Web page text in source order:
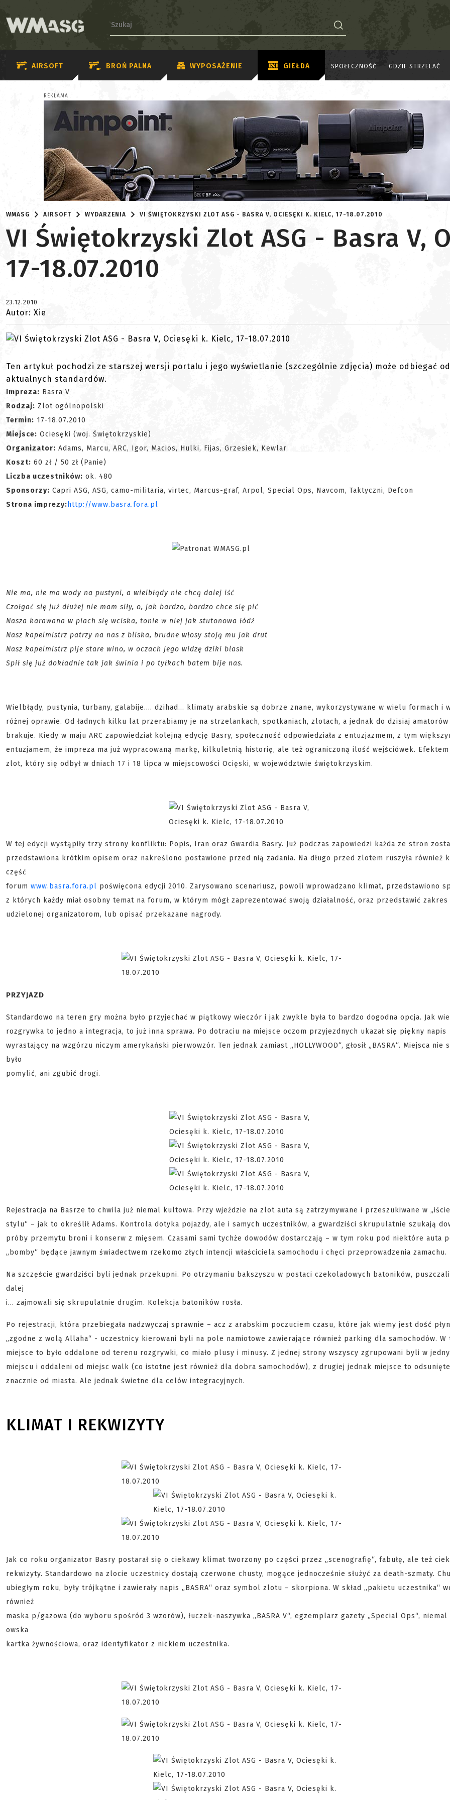
AIRSOFT BROŃ PALNA WYPOSAŻENIE GIEŁDA SPOŁECZNOŚĆ GDZIE STRZELAĆ
REKLAMA
WMASG AIRSOFT WYDARZENIA VI ŚWIĘTOKRZYSKI ZLOT ASG - BASRA V, OCIESĘKI K. KIELC, 17-18.07.2010
VI Świętokrzyski Zlot ASG - Basra V,
17-18.07.2010
23.12.2010
Autor: Xie
Ten artykuł pochodzi ze starszej wersji portalu i jego wyświetlanie (szczególnie zdjęcia) może odbiegać od
aktualnych standardów.
Impreza: Basra V
Rodzaj: Zlot ogólnopolski
Termin: 17-18.07.2010
Miejsce: Ociesęki (woj. Świętokrzyskie)
Organizator: Adams, Marcu, ARC, Igor, Macios, Hulki, Fijas, Grzesiek, Kewlar
Koszt: 60 zł / 50 zł (Panie)
Liczba uczestników: ok. 480
Sponsorzy: Capri ASG, ASG, camo-militaria, virtec, Marcus-graf, Arpol, Special Ops, Navcom, Taktyczni, Defcon
Strona imprezy: http://www.basra.fora.pl
Nie ma, nie ma wody na pustyni, a wielbłądy nie chcą dalej iść
Czołgać się już dłużej nie mam siły, o, jak bardzo, bardzo chce się pić
Nasza karawana w piach się wciska, tonie w niej jak stutonowa łódź
Nasz kapelmistrz patrzy na nas z bliska, brudne włosy stoją mu jak drut
Nasz kapelmistrz pije stare wino, w oczach jego widzę dziki blask
Spił się już dokładnie tak jak świnia i po tyłkach batem bije nas.
Wielbłądy, pustynia, turbany, galabije.... dzihad... klimaty arabskie są dobrze znane, wykorzystywane w wielu formach i
różnej oprawie. Od ładnych kilku lat przerabiamy je na strzelankach, spotkaniach, zlotach, a jednak do dzisiaj amatorów
brakuje. Kiedy w maju ARC zapowiedział kolejną edycję Basry, społeczność odpowiedziała z entuzjazmem, z tym
entuzjamem, że impreza ma już wypracowaną markę, kilkuletnią historię, ale też ograniczoną ilość wejściówek. Efektem
zlot, który się odbył w dniach 17 i 18 lipca w miejscowości Ocięski, w województwie świętokrzyskim.
W tej edycji wystąpiły trzy strony konfliktu: Popis, Iran oraz Gwardia Basry. Już podczas zapowiedzi każda ze stron
przedstawiona krótkim opisem oraz nakreślono postawione przed nią zadania. Na długo przed zlotem ruszyła również
część
forum www.basra.fora.pl poświęcona edycji 2010. Zarysowano scenariusz, powoli wprowadzano klimat, przedstawiono
z których każdy miał osobny temat na forum, w którym mógł zaprezentować swoją działalność, oraz przedstawić zakres
udzielonej organizatorom, lub opisać przekazane nagrody.
PRZYJAZD
Standardowo na teren gry można było przyjechać w piątkowy wieczór i jak zwykle była to bardzo dogodna opcja. Jak
rozgrywka to jedno a integracja, to już inna sprawa. Po dotraciu na miejsce oczom przyjezdnych ukazał się piękny napis
wyrastający na wzgórzu niczym amerykański pierwowzór. Ten jednak zamiast „HOLLYWOOD“, głosił „BASRA“. Miejsca nie
było
pomylić, ani zgubić drogi.
Rejestracja na Basrze to chwila już niemal kultowa. Przy wjeździe na zlot auta są zatrzymywane i przeszukiwane w
stylu“ – jak to określił Adams. Kontrola dotyka pojazdy, ale i samych uczestników, a gwardziści skrupulatnie szukają
próby przemytu broni i konserw z mięsem. Czasami sami tychże dowodów dostarczają – w tym roku pod niektóre auta
„bomby“ będące jawnym świadectwem rzekomo złych intencji właściciela samochodu i chęci przeprowadzenia zamachu.
Na szczęście gwardziści byli jednak przekupni. Po otrzymaniu bakszyszu w postaci czekoladowych batoników,
dalej
i... zajmowali się skrupulatnie drugim. Kolekcja batoników rosła.
Po rejestracji, która przebiegała nadzwyczaj sprawnie – acz z arabskim poczuciem czasu, które jak wiemy jest dość
„zgodne z wolą Allaha“ - uczestnicy kierowani byli na pole namiotowe zawierające również parking dla samochodów. W
miejsce to było oddalone od terenu rozgrywki, co miało plusy i minusy. Z jednej strony wszyscy zgrupowani byli w
miejscu i oddaleni od miejsc walk (co istotne jest również dla dobra samochodów), z drugiej jednak miejsce to odsunięte
znacznie od miasta. Ale jednak świetne dla celów integracyjnych.
KLIMAT I REKWIZYTY
Jak co roku organizator Basry postarał się o ciekawy klimat tworzony po części przez „scenografię“, fabułę, ale też
rekwizyty. Standardowo na zlocie uczestnicy dostają czerwone chusty, mogące jednocześnie służyć za death-szmaty.
ubiegłym roku, były trójkątne i zawierały napis „BASRA“ oraz symbol zlotu – skorpiona. W skład „pakietu uczestnika“
również
maska p/gazowa (do wyboru spośród 3 wzorów), łuczek-naszywka „BASRA V“, egzemplarz gazety „Special Ops“, niemal
owska
kartka żywnościowa, oraz identyfikator z nickiem uczestnika.